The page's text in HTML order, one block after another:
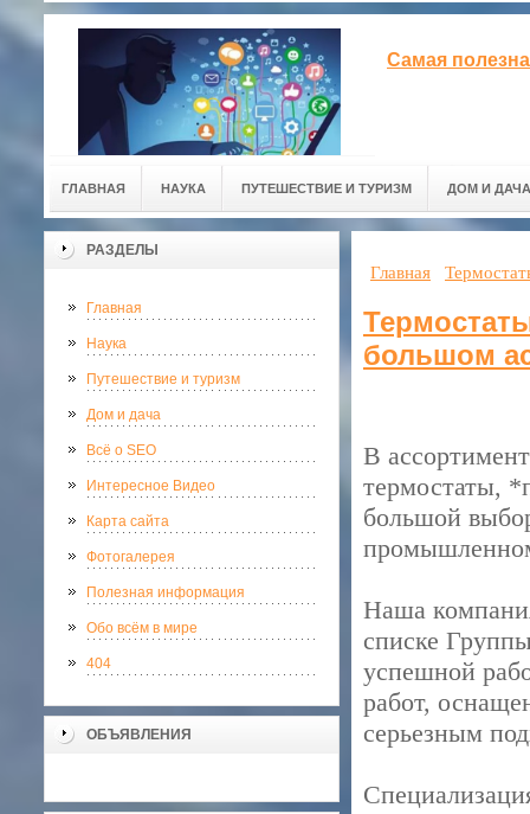
Самая
ГЛАВНАЯ НАУКА ПУТЕШЕСТВИЕ И ТУРИЗМ ДОМ И ДАЧА
РАЗДЕЛЫ
Главная
Наука
Путешествие и туризм
Дом и дача
Всё о SEO
Интересное Видео
Карта сайта
Фотогалерея
Полезная информация
Обо всём в мире
404
ОБЪЯВЛЕНИЯ
Главная
большом
В
термостаты,
большой
Наша
списке
успешной
работ,
серьезным